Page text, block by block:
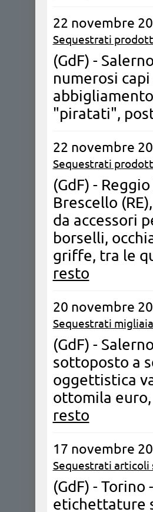
22 novembre
Sequestrati
(GdF) -
numerosi
"piratati",
22 novembre
Sequestrati
(GdF) -
Brescello
da accessori
borselli,
griffe, tra le
resto
20 novembre
Sequestrati
(GdF) -
sottoposto a
oggettistica
ottomila
resto
17 novembre
Sequestrati
(GdF) -
etichettature